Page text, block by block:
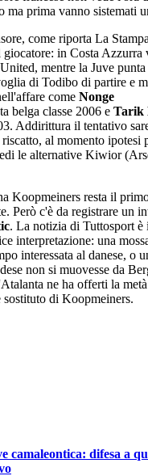
ma prima vanno sistemati
come riporta La
giocatore: in Costa
mentre la Juve punta
di Todibo di partire e
come Nonge
belga classe 2006 e Tarik
Addirittura il tentativo
al momento ipotesi
le alternative Kiwior
Koopmeiners resta il
Però c'è da registrare un
. La notizia di Tuttosport è
interpretazione: una
interessata al danese, o
non si muovesse da
ne ha offerti la
di Koopmeiners.
camaleontica: difesa a